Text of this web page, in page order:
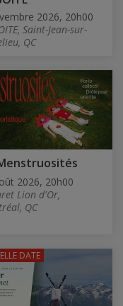
2026, 20h00
Saint-Jean-sur-
QC
2026, 20h00
Lion d'Or,
QC
DATE